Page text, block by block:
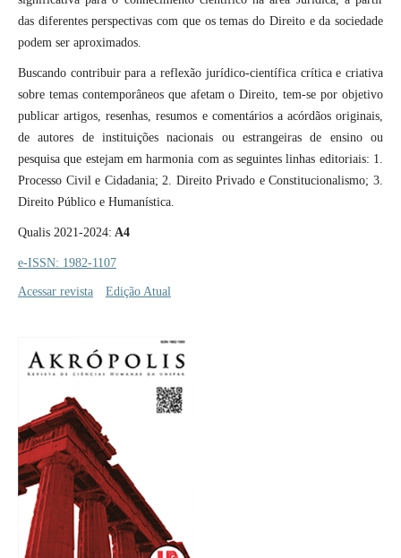
das diferentes perspectivas com que os temas do Direito e da sociedade
podem ser aproximados.
Buscando contribuir para a reflexão jurídico-científica crítica e criativa
sobre temas contemporâneos que afetam o Direito, tem-se por objetivo
publicar artigos, resenhas, resumos e comentários a acórdãos originais,
de autores de instituições nacionais ou estrangeiras de ensino ou
pesquisa que estejam em harmonia com as seguintes linhas editoriais: 1.
Processo Civil e Cidadania; 2. Direito Privado e Constitucionalismo; 3.
Direito Público e Humanística.
Qualis 2021-2024: A4
e-ISSN: 1982-1107
Acessar revista Edição Atual